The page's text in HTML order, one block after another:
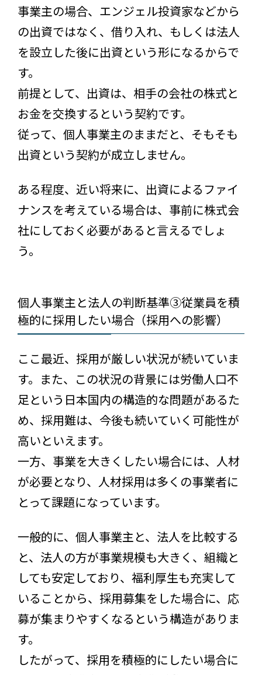
事業主の場合、エンジェル投資家などから
の出資ではなく、借り入れ、もしくは法人
を設立した後に出資という形になるからで
す。
前提として、出資は、相手の会社の株式と
お金を交換するという契約です。
従って、個人事業主のままだと、そもそも
出資という契約が成立しません。
ある程度、近い将来に、出資によるファイ
ナンスを考えている場合は、事前に株式会
社にしておく必要があると言えるでしょ
う。
個人事業主と法人の判断基準③従業員を積
極的に採用したい場合（採用への影響）
ここ最近、採用が厳しい状況が続いていま
す。また、この状況の背景には労働人口不
足という日本国内の構造的な問題があるた
め、採用難は、今後も続いていく可能性が
高いといえます。
一方、事業を大きくしたい場合には、人材
が必要となり、人材採用は多くの事業者に
とって課題になっています。
一般的に、個人事業主と、法人を比較する
と、法人の方が事業規模も大きく、組織と
しても安定しており、福利厚生も充実して
いることから、採用募集をした場合に、応
募が集まりやすくなるという構造がありま
す。
したがって、採用を積極的にしたい場合に